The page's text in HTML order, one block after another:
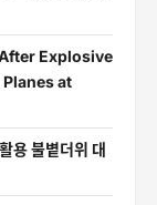
Explosive
at
용 불볕더위 대